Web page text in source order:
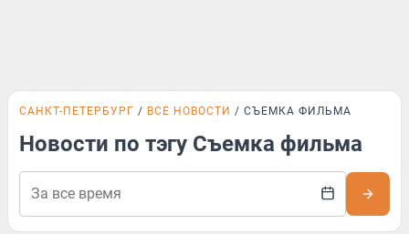
САНКТ-ПЕТЕРБУРГ ВСЕ НОВОСТИ СЪЕМКА ФИЛЬМА
Новости по тэгу Съемка фильма